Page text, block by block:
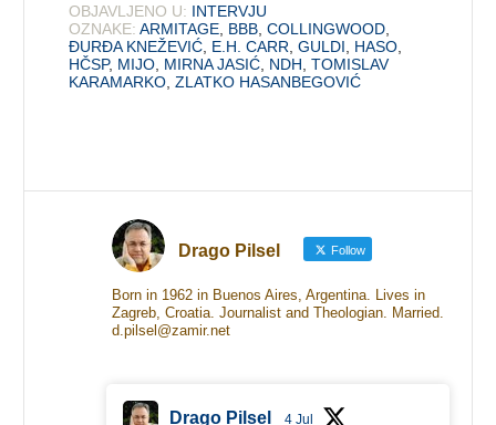
OBJAVLJENO U: INTERVJU
OZNAKE: ARMITAGE BBB ,COLLINGWOOD
ĐURĐA KNEŽEVIĆ E.H. CARR ,GULDI HASO
HČSP, MIJO MIRNA JASIĆ NDH ,TOMISLAV
KARAMARKO ,ZLATKO HASANBEGOVIĆ
Drago Pilsel Follow
Born in 1962 in Buenos Aires, Argentina. Lives in
Zagreb, Croatia. Journalist and Theologian. Married.
d.pilsel@zamir.net
Drago Pilsel 4 Jul